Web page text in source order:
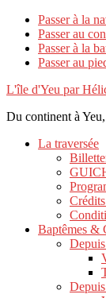
Passer à la
Passer au
Passer à la
Passer au
L'île d'Yeu par
Du continent à
La traversée
Baptêmes &